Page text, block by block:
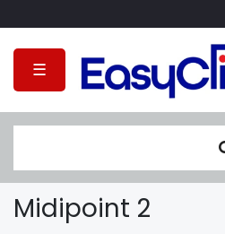
☰
Midipoint 2